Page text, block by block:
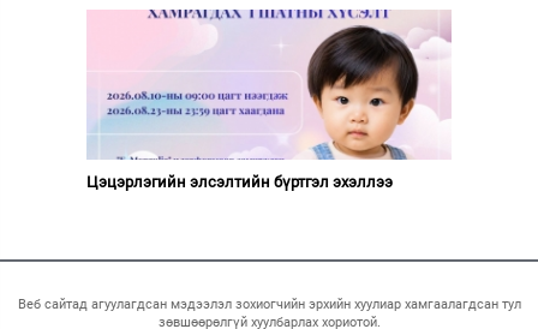
Цэцэрлэгийн элсэлтийн бүртгэл эхэллээ
Веб сайтад агуулагдсан мэдээлэл зохиогчийн эрхийн хуулиар хамгаалагдсан тул
зөвшөөрөлгүй хуулбарлах хориотой.